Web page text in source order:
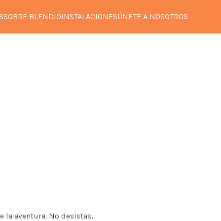
SOBRE BLENDIOINSTALACIONESÚNETE A NOSOTROS
la aventura. No desistas,